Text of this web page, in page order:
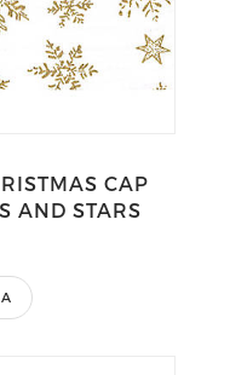
CAP
AND STARS